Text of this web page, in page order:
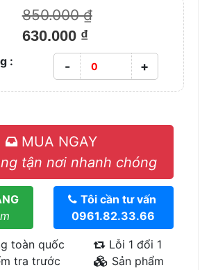
850.000 ₫
630.000 ₫
: - +
MUA NGAY
tận nơi nhanh chóng
Tôi cần tư vấn
0961.82.33.66
toàn quốc
tra trước
Lỗi 1 đổi 1
Sản phẩm